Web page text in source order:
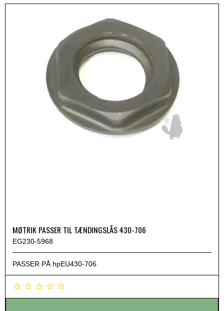
MØTRIK PASSER TIL TÆNDINGSLÅS 430-706
EG230-5968
PASSER PÅ hpEU430-706